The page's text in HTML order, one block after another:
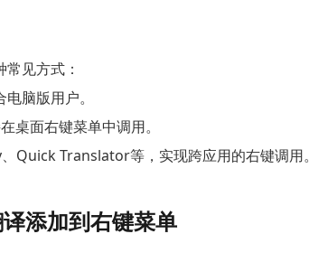
见方式：
脑版用户。
桌面右键菜单中调用。
Quick Translator等，实现跨应用的右键调用。
添加到右键菜单